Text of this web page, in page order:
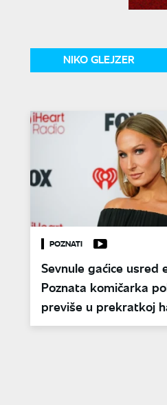
NIKO GLEJZER
POZNATI
Sevnule gaćice usred
Poznata komičarka
previše u prekratkoj